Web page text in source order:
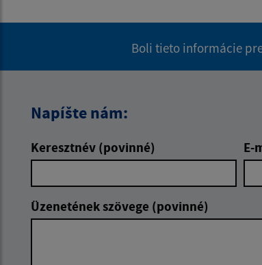
Boli tieto informácie
Napíšte nám:
Keresztnév (povinné) E-
Üzenetének szövege (povinné)